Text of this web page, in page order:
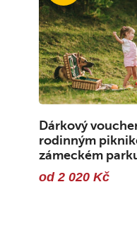
Dárkový
rodinným
zámeckém
od 2 020 Kč